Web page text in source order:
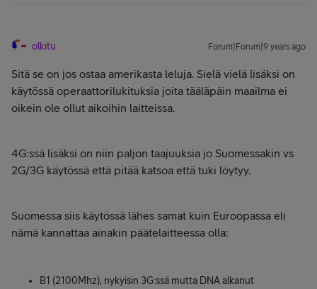
olkitu Forum|Forum|9 years ago
Sitä se on jos ostaa amerikasta leluja. Sielä vielä lisäksi on
käytössä operaattorilukituksia joita tääläpäin maailma ei
oikein ole ollut aikoihin laitteissa.
4G:ssä lisäksi on niin paljon taajuuksia jo Suomessakin vs
2G/3G käytössä että pitää katsoa että tuki löytyy.
Suomessa siis käytössä lähes samat kuin Euroopassa eli
nämä kannattaa ainakin päätelaitteessa olla:
B1 (2100Mhz), nykyisin 3G:ssä mutta DNA alkanut